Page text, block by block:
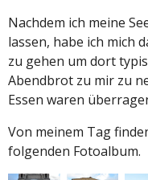
Nachdem ich meine
lassen, habe ich mich
zu gehen um dort
Abendbrot zu mir zu
Essen waren
Von meinem Tag
folgenden Fotoalbum.